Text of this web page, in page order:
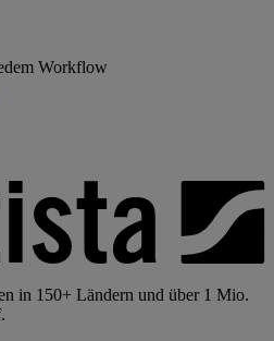
Workflow
in 150+ Ländern und über 1 Mio.